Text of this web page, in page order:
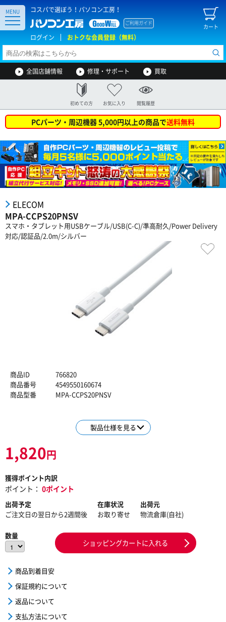
コスパで選ぼう！パソコン工房！
カート
ご利用ガイド
ログイン おトクな会員登録（無料）
MENU
全国店舗情報 修理・サポート 買取
初めての方 お気に入り 閲覧履歴
PCパーツ・周辺機器 5,000円以上の商品で送料無料
ELECOM
MPA-CCPS20PNSV
スマホ・タブレット用USBケーブル/USB(C-C)/準高耐久/Power Delivery
対応/認証品/2.0m/シルバー
商品ID
766820
商品番号
4549550160674
商品型番
MPA-CCPS20PNSV
製品仕様を見る
1,820円
獲得ポイント内訳
ポイント： 0ポイント
出荷予定
ご注文日の翌日から2週間後
在庫状況
お取り寄せ
出荷元
物流倉庫(自社)
数量
ショッピングカートに入れる
商品到着目安
保証規約について
返品について
支払方法について